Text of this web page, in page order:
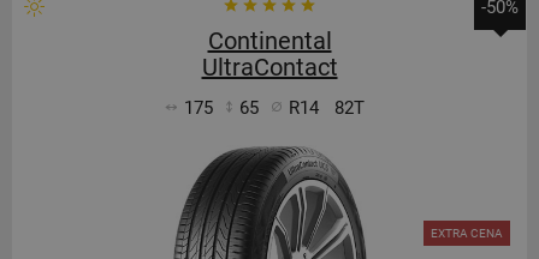
-50%
Continental
UltraContact
175 65 R14 82T
EXTRA CENA